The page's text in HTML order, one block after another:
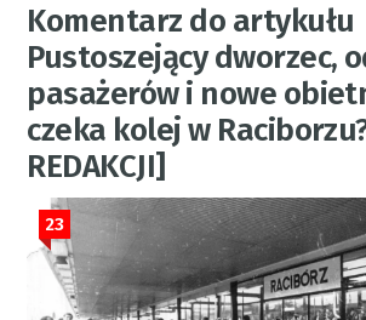
Komentarz do artykułu
Pustoszejący dworzec,
pasażerów i nowe
czeka kolej w
REDAKCJI]
23